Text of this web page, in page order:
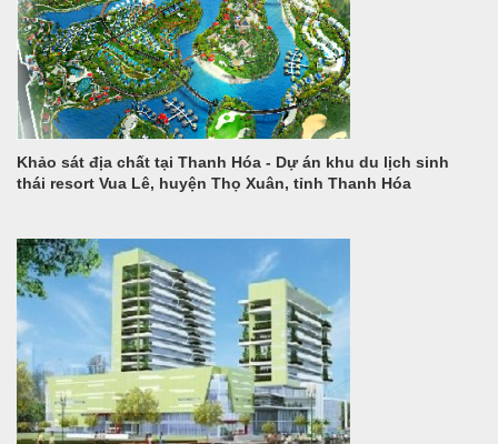
Khảo sát địa chất tại Thanh Hóa - Dự án khu du lịch sinh
thái resort Vua Lê, huyện Thọ Xuân, tỉnh Thanh Hóa